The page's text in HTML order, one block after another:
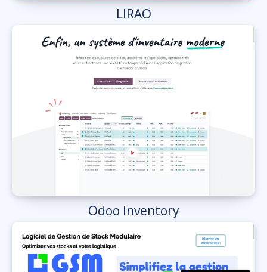
LIRAO
Odoo Inventory